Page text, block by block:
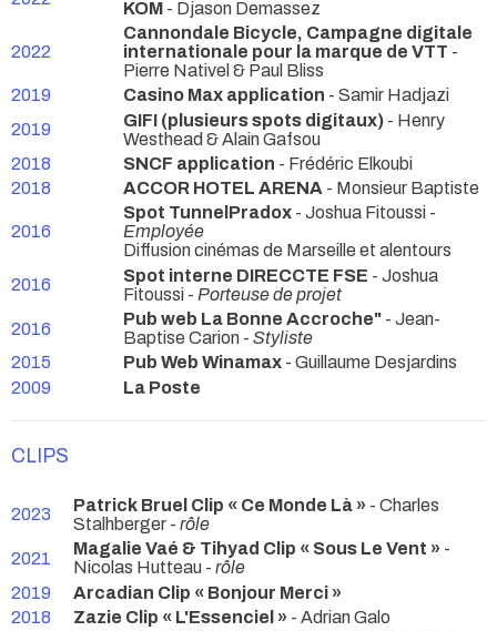
KÖM - Djason Demassez
2022
Cannondale Bicycle, Campagne digitale
internationale pour la marque de VTT -
Pierre Nativel & Paul Bliss
2019
Casino Max application - Samir Hadjazi
2019
GIFI (plusieurs spots digitaux) - Henry
Westhead & Alain Gafsou
2018
SNCF application - Frédéric Elkoubi
2018
ACCOR HOTEL ARENA - Monsieur Baptiste
2016
Spot TunnelPradox - Joshua Fitoussi -
Employée
Diffusion cinémas de Marseille et alentours
2016
Spot interne DIRECCTE FSE - Joshua
Fitoussi - Porteuse de projet
2016
Pub web La Bonne Accroche" - Jean-
Baptise Carion - Styliste
2015
Pub Web Winamax - Guillaume Desjardins
2009
La Poste
CLIPS
2023 Patrick Bruel Clip « Ce Monde Là » - Charles
Stalhberger - rôle
2021
Magalie Vaé & Tihyad Clip « Sous Le Vent » -
Nicolas Hutteau - rôle
2019
Arcadian Clip « Bonjour Merci »
2018
Zazie Clip « L'Essenciel » - Adrian Galo